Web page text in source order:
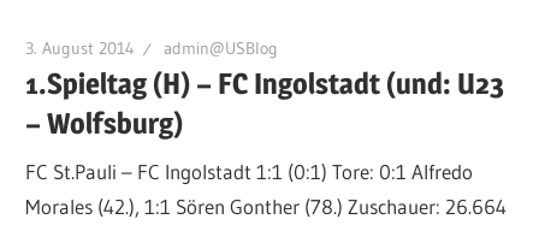
3. August 2014 admin@USBlog
1.Spieltag (H) – FC Ingolstadt (und: U23
– Wolfsburg)
FC St.Pauli – FC Ingolstadt 1:1 (0:1) Tore: 0:1 Alfredo
Morales (42.), 1:1 Sören Gonther (78.) Zuschauer: 26.664